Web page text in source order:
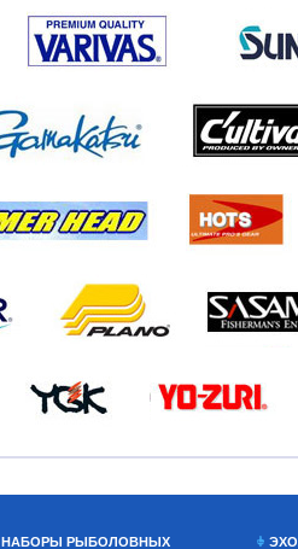
НАБОРЫ РЫБОЛОВНЫХ